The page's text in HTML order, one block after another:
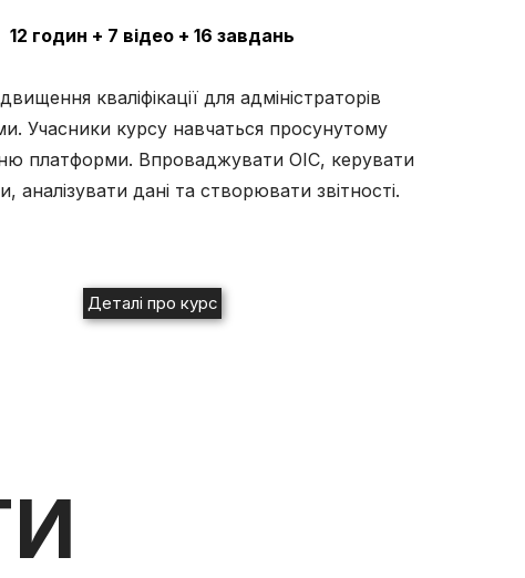
12 годин + 7 відео + 16 завдань
кваліфікації для адміністраторів
Учасники курсу навчаться просунутому
платформи. Впроваджувати ОІС, керувати
аналізувати дані та створювати звітності.
Деталі про курс